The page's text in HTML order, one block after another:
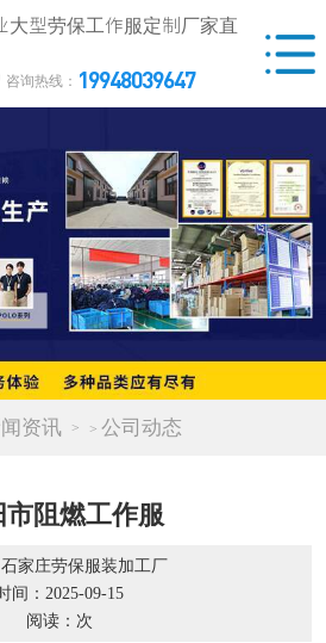
大型劳保工作服定制厂家直
咨询热线： 19948039647
资讯 > 公司动态
市阻燃工作服
家庄劳保服装加工厂
间：2025-09-15
阅读： 次